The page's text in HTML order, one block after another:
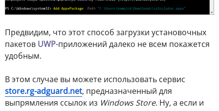
Предвидим, что этот способ загрузки установочных
пакетов UWP-приложений далеко не всем покажется
удобным.
В этом случае вы можете использовать сервис
store.rg-adguard.net, предназначенный для
выпрямления ссылок из Windows Store. Ну, а если и